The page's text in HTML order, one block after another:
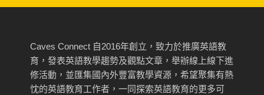
Caves Connect 自2016年創立，致力於推廣英語教
育，發表英語教學趨勢及觀點文章，舉辦線上線下進
修活動，並匯集國內外豐富教學資源，希望聚集有熱
忱的英語教育工作者，一同探索英語教育的更多可